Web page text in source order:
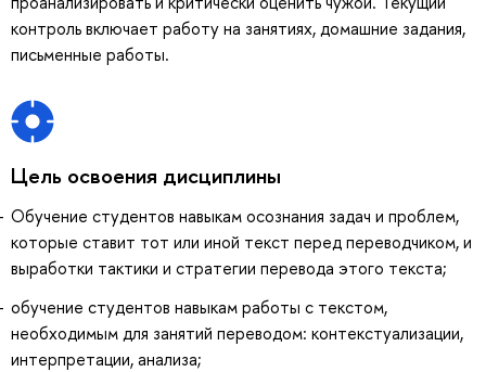
контроль включает работу на занятиях, домашние задания,
письменные работы.
Цель освоения дисциплины
Обучение студентов навыкам осознания задач и проблем,
которые ставит тот или иной текст перед переводчиком, и
выработки тактики и стратегии перевода этого текста;
обучение студентов навыкам работы с текстом,
необходимым для занятий переводом: контекстуализации,
интерпретации, анализа;